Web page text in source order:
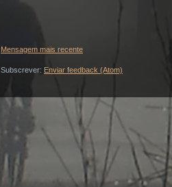
Mensagem mais recente
Subscrever: Enviar feedback (Atom)